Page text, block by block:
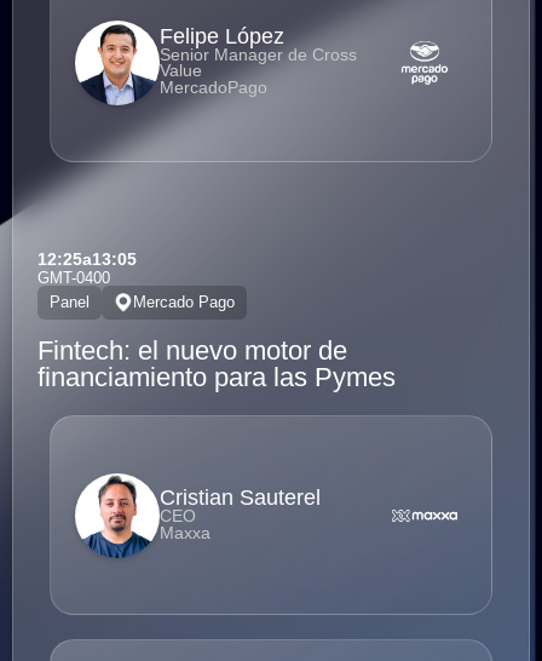
Felipe López
Senior Manager de Cross
Value
MercadoPago
12:25a13:05
GMT-0400
Panel
Mercado Pago
Fintech: el nuevo motor de
financiamiento para las Pymes
Cristian Sauterel
CEO
Maxxa